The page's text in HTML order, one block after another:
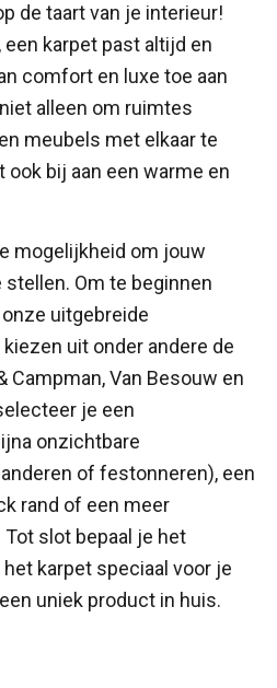
de taart van je interieur!
karpet past altijd en
comfort en luxe toe aan
alleen om ruimtes
meubels met elkaar te
ook bij aan een warme en
mogelijkheid om jouw
Om te beginnen
uitgebreide
uit onder andere de
Campman, Van Besouw en
je een
onzichtbare
of festonneren), een
rand of een meer
slot bepaal je het
karpet speciaal voor je
uniek product in huis.